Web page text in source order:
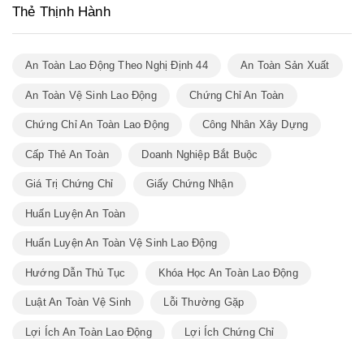
Thẻ Thịnh Hành
An Toàn Lao Động Theo Nghị Định 44 An Toàn Sản Xuất
An Toàn Vệ Sinh Lao Động Chứng Chỉ An Toàn
Chứng Chỉ An Toàn Lao Động Công Nhân Xây Dựng
Cấp Thẻ An Toàn Doanh Nghiệp Bắt Buộc
Giá Trị Chứng Chỉ Giấy Chứng Nhận
Huấn Luyện An Toàn
Huấn Luyện An Toàn Vệ Sinh Lao Động
Hướng Dẫn Thủ Tục Khóa Học An Toàn Lao Động
Luật An Toàn Vệ Sinh Lỗi Thường Gặp
Lợi Ích An Toàn Lao Động Lợi Ích Chứng Chỉ